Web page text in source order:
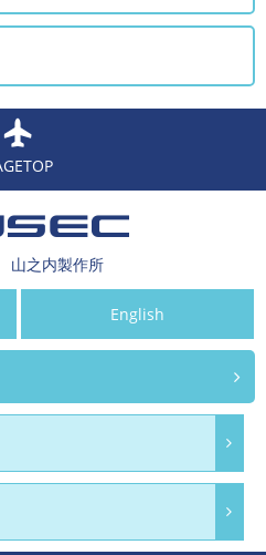
之内製作所
English